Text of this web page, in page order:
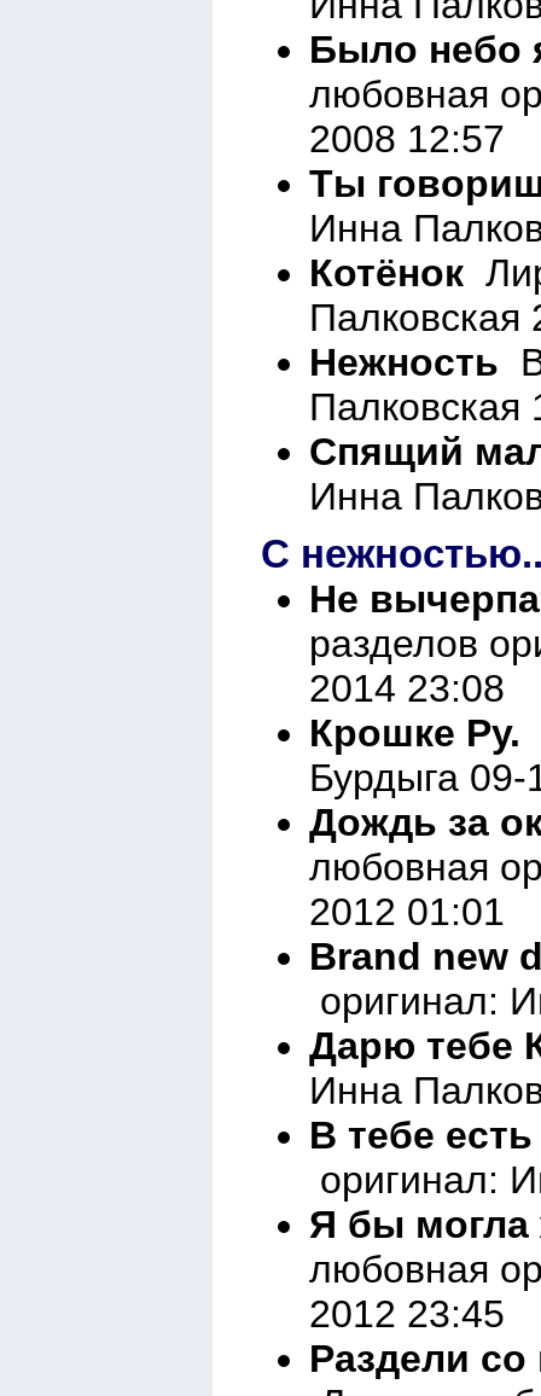
Было небо
любовная
2008 12:57
Ты
Инна
Котёнок
Палковская
Нежность
Палковская
Спящий
Инна
С
Не
разделов
2014 23:08
Крошке Ру.
Бурдыга
Дождь за
любовная
2012 01:01
Brand new
оригинал:
Дарю тебе
Инна
В тебе
оригинал:
Я бы могла
любовная
2012 23:45
Раздели